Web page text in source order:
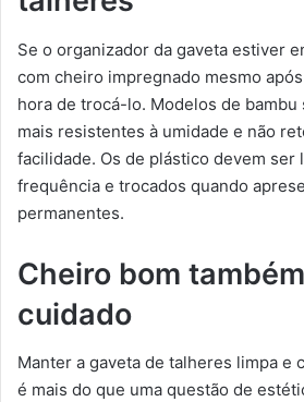
Se o organizador da gaveta estiver
com cheiro impregnado mesmo
hora de trocá-lo. Modelos de
mais resistentes à umidade e não
facilidade. Os de plástico devem ser
frequência e trocados quando
permanentes.
Cheiro bom
cuidado
Manter a gaveta de talheres limpa e
é mais do que uma questão de